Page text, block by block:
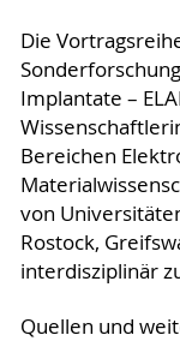
Die
Implantate –
Bereichen
von
Rostock,
interdisziplinär
Quellen und